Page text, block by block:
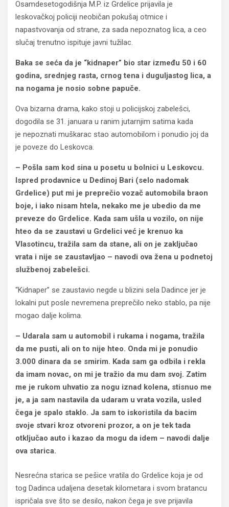
Osamdesetogodišnja M.P. iz Grdelice prijavila je
leskovačkoj policiji neobičan pokušaj otmice i
napastvovanja od strane, za sada nepoznatog lica, a ceo
slučaj trenutno ispituje javni tužilac.
Baka se seća da je “kidnaper” bio star između 50 i 60
godina, srednjeg rasta, crnog tena i duguljastog lica, a
na nogama je nosio sobne papuče.
Ova bizarna drama, kako stoji u policijskoj zabelešci,
dogodila se 31. januara u ranim jutarnjim satima kada
je nepoznati muškarac stao automobilom i ponudio joj da
je poveze do Leskovca.
– Pošla sam kod sina u posetu u bolnici u Leskovcu.
Ispred prodavnice u Dedinoj Bari (selo nadomak
Grdelice) put mi je preprečio vozač automobila braon
boje, i iako nisam htela, nekako me je ubedio da me
preveze do Grdelice. Kada sam ušla u vozilo, on nije
hteo da se zaustavi u Grdelici već je krenuo ka
Vlasotincu, tražila sam da stane, ali on je zaključao
vrata i nije se zaustavljao – navodi ova žena u podnetoj
službenoj zabelešci.
“Kidnaper” se zaustavio negde u blizini sela Dadince jer je
lokalni put posle nevremena preprečilo neko stablo, pa nije
mogao dalje kolima.
– Udarala sam u automobil i rukama i nogama, tražila
da me pusti, ali on to nije hteo. Onda mi je ponudio
3.000 dinara da se smirim. Kada sam ga odbila i rekla
da imam novac, on mi je tražio da mu dam svoj. Zatim
me je rukom uhvatio za nogu iznad kolena, stisnuo me
je, a ja sam nastavila da udaram u vrata vozila, usled
čega je spalo staklo. Ja sam to iskoristila da bacim
svoje stvari kroz otvoreni prozor, a on je tek tada
otključao auto i kazao da mogu da idem – navodi dalje
ova starica.
Nesrećna starica se pešice vratila do Grdelice koja je od
tog Dadinca udaljena desetak kilometara i svom bratancu
ispričala sve što se desilo, nakon čega je sve prijavila